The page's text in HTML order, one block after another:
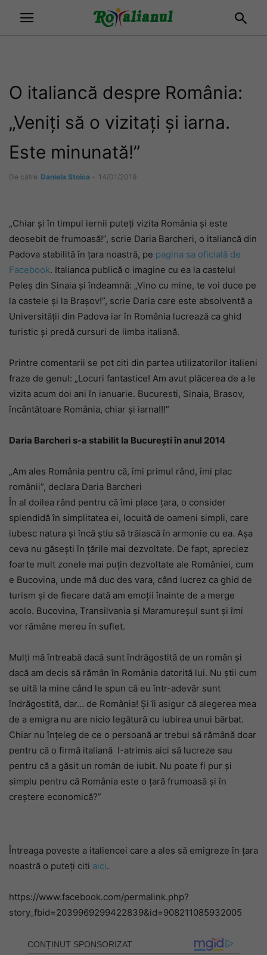
O italiancă despre România:
„Veniți să o vizitați și iarna.
Este minunată!”
De către Daniela Stoica - 14/01/2019
„Chiar și în timpul iernii puteți vizita România și este
deosebit de frumoasă!”, scrie Daria Barcheri, o italiancă din
Padova stabilită în țara noastră, pe pagina sa oficială de
Facebook. Italianca publică o imagine cu ea la castelul
Peleș din Sinaia și îndeamnă: „Vino cu mine, te voi duce pe
la castele și la Brașov!”, scrie Daria care este absolventă a
Universității din Padova iar în România lucrează ca ghid
turistic și predă cursuri de limba italiană.
Printre comentarii se pot citi din partea utilizatorilor italieni
fraze de genul: „Locuri fantastice! Am avut plăcerea de a le
vizita acum doi ani în ianuarie. Bucuresti, Sinaia, Brasov,
încântătoare România, chiar și iarna!!!”
Daria Barcheri s-a stabilit la București în anul 2014
„Am ales România pentru că, îmi primul rând, îmi plac
românii”, declara Daria Barcheri
În al doilea rând pentru că îmi place țara, o consider
splendidă în simplitatea ei, locuită de oameni simpli, care
iubesc natura și încă știu să trăiască în armonie cu ea. Așa
ceva nu găsești în țările mai dezvoltate. De fapt, apreciez
foarte mult zonele mai puțin dezvoltate ale României, cum
e Bucovina, unde mă duc des vara, când lucrez ca ghid de
turism și de fiecare dată am emoții înainte de a merge
acolo. Bucovina, Transilvania și Maramureșul sunt și îmi
vor rămâne mereu în suflet.
Mulți mă întreabă dacă sunt îndrăgostită de un român și
dacă am decis să rămân în România datorită lui. Nu știi cum
se uită la mine când le spun că eu într-adevăr sunt
îndrăgostită, dar… de România! Și îi asigur că alegerea mea
de a emigra nu are nicio legătură cu iubirea unui bărbat.
Chiar nu înțeleg de ce o persoană ar trebui să rămână doar
pentru că o firmă italiană l-atrimis aici să lucreze sau
pentru că a găsit un român de iubit. Nu poate fi pur și
simplu pentru că România este o țară frumoasă și în
creștere economică?”
Întreaga poveste a italiencei care a ales să emigreze în țara
noastră o puteți citi aici.
https://www.facebook.com/permalink.php?
story_fbid=2039969299422839&id=908211085932005